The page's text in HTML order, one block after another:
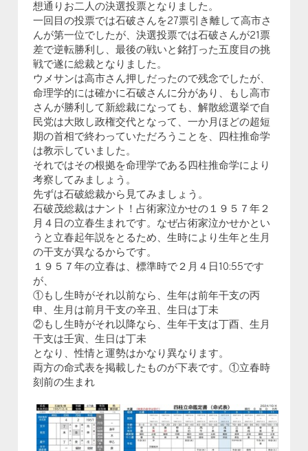
想通りお二人の決選投票となりました。
一回目の投票では石破さんを27票引き離して高市さ
んが第一位でしたが、決選投票では石破さんが21票
差で逆転勝利し、最後の戦いと銘打った五度目の挑
戦で遂に総裁となりました。
ウメサンは高市さん押しだったので残念でしたが、
命理学的には確かに石破さんに分があり、もし高市
さんが勝利して新総裁になっても、解散総選挙で自
民党は大敗し政権交代となって、一か月ほどの超短
期の首相で終わっていただろうことを、四柱推命学
は教示していました。
それではその根拠を命理学である四柱推命学により
考察してみましょう。
先ずは石破総裁から見てみましょう。
石破茂総裁はナント！占術家泣かせの１９５７年２
月４日の立春生まれです。なぜ占術家泣かせかとい
うと立春起年説をとるため、生時により生年と生月
の干支が異なるからです。
１９５７年の立春は、標準時で２月４日10:55です
が、
①もし生時がそれ以前なら、生年は前年干支の丙
申、生月は前月干支の辛丑、生日は丁未
②もし生時がそれ以降なら、生年干支は丁酉、生月
干支は壬寅、生日は丁未
となり、性情と運勢はかなり異なります。
両方の命式表を掲載したものが下表です。①立春時
刻前の生まれ